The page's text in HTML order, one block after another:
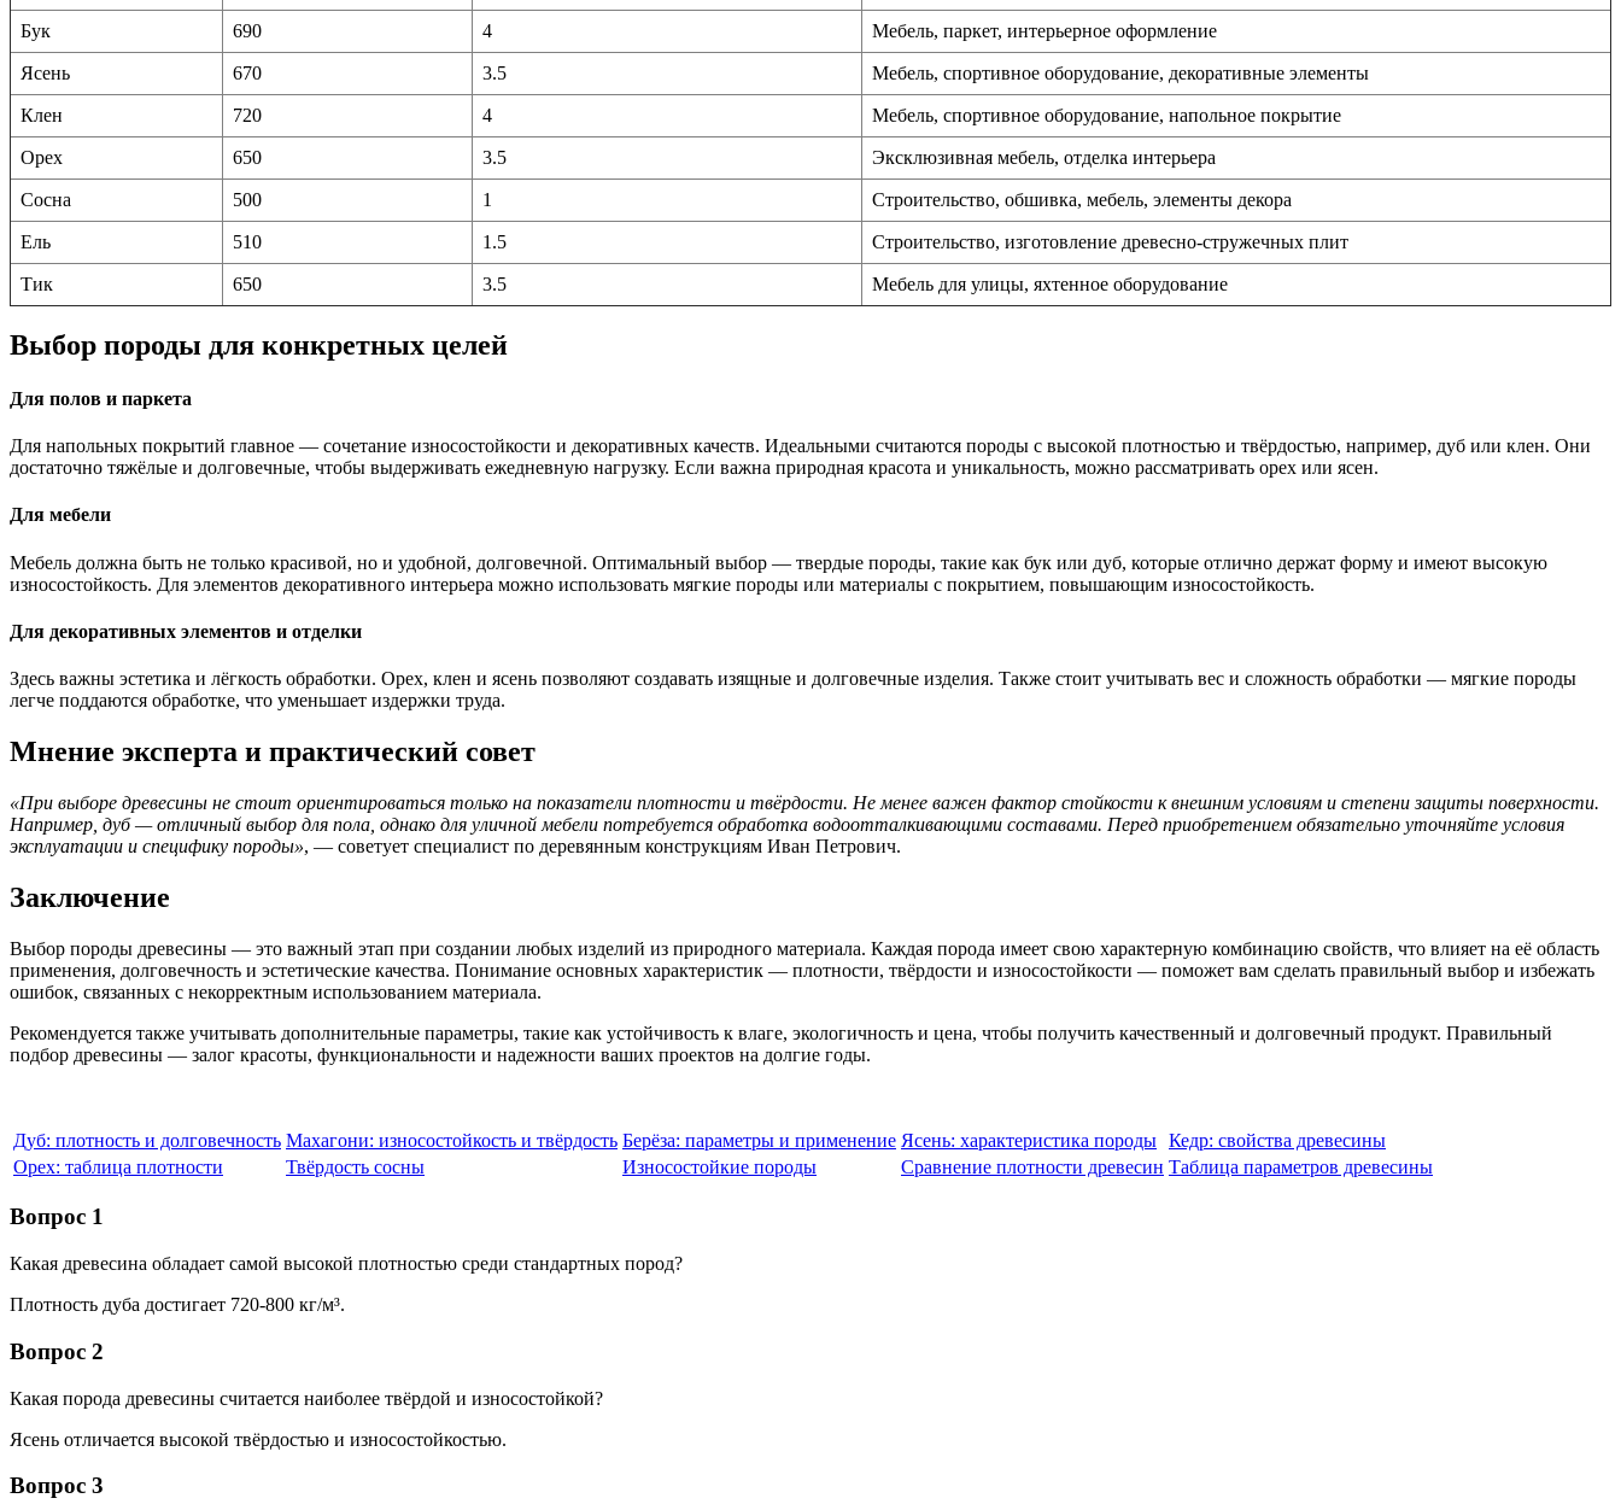
Бук 690 4 Мебель, паркет, интерьерное оформление
Ясень 670 3.5 Мебель, спортивное оборудование, декоративные элементы
Клен 720 4 Мебель, спортивное оборудование, напольное покрытие
Орех 650 3.5 Эксклюзивная мебель, отделка интерьера
Сосна 500 1 Строительство, обшивка, мебель, элементы декора
Ель 510 1.5 Строительство, изготовление древесно-стружечных плит
Тик 650 3.5 Мебель для улицы, яхтенное оборудование
Выбор породы для конкретных целей
Для полов и паркета
Для напольных покрытий главное — сочетание износостойкости и декоративных качеств. Идеальными считаются породы с высокой плотностью и твёрдостью, например, дуб или клен. Они
достаточно тяжёлые и долговечные, чтобы выдерживать ежедневную нагрузку. Если важна природная красота и уникальность, можно рассматривать орех или ясен.
Для мебели
Мебель должна быть не только красивой, но и удобной, долговечной. Оптимальный выбор — твердые породы, такие как бук или дуб, которые отлично держат форму и имеют высокую
износостойкость. Для элементов декоративного интерьера можно использовать мягкие породы или материалы с покрытием, повышающим износостойкость.
Для декоративных элементов и отделки
Здесь важны эстетика и лёгкость обработки. Орех, клен и ясень позволяют создавать изящные и долговечные изделия. Также стоит учитывать вес и сложность обработки — мягкие породы
легче поддаются обработке, что уменьшает издержки труда.
Мнение эксперта и практический совет
«При выборе древесины не стоит ориентироваться только на показатели плотности и твёрдости. Не менее важен фактор стойкости к внешним условиям и степени защиты поверхности.
Например, дуб — отличный выбор для пола, однако для уличной мебели потребуется обработка водоотталкивающими составами. Перед приобретением обязательно уточняйте условия
эксплуатации и специфику породы», — советует специалист по деревянным конструкциям Иван Петрович.
Заключение
Выбор породы древесины — это важный этап при создании любых изделий из природного материала. Каждая порода имеет свою характерную комбинацию свойств, что влияет на её область
применения, долговечность и эстетические качества. Понимание основных характеристик — плотности, твёрдости и износостойкости — поможет вам сделать правильный выбор и избежать
ошибок, связанных с некорректным использованием материала.
Рекомендуется также учитывать дополнительные параметры, такие как устойчивость к влаге, экологичность и цена, чтобы получить качественный и долговечный продукт. Правильный
подбор древесины — залог красоты, функциональности и надежности ваших проектов на долгие годы.
Дуб: плотность и долговечность Махагони: износостойкость и твёрдость Берёза: параметры и применение Ясень: характеристика породы Кедр: свойства древесины
Орех: таблица плотности
Твёрдость сосны Износостойкие породы Сравнение плотности древесин Таблица параметров древесины
Вопрос 1
Какая древесина обладает самой высокой плотностью среди стандартных пород?
Плотность дуба достигает 720-800 кг/м³.
Вопрос 2
Какая порода древесины считается наиболее твёрдой и износостойкой?
Ясень отличается высокой твёрдостью и износостойкостью.
Вопрос 3